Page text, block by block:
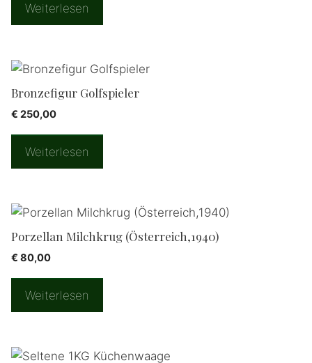
Weiterlesen
Bronzefigur Golfspieler
€ 250,00
Weiterlesen
Porzellan Milchkrug (Österreich,1940)
€ 80,00
Weiterlesen